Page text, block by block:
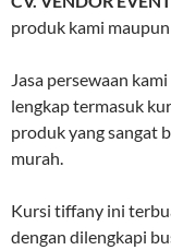
produk kami
Jasa persewaan
lengkap termasuk
produk yang sangat
murah.
Kursi tiffany ini
dengan dilengkapi